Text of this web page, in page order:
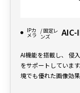
IPカ
メラ
/ 固定レ
ンズ
AIC-
AI機能を搭載し、 侵
をサポートしていま
境でも優れた画像効果